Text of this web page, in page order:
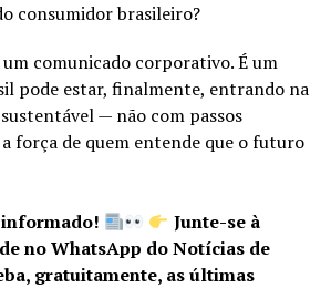
consumidor brasileiro?
um comunicado corporativo. É um
pode estar, finalmente, entrando na
— não com passos
força de quem entende que o futuro
Junte-se à
no WhatsApp do Notícias de
gratuitamente, as últimas